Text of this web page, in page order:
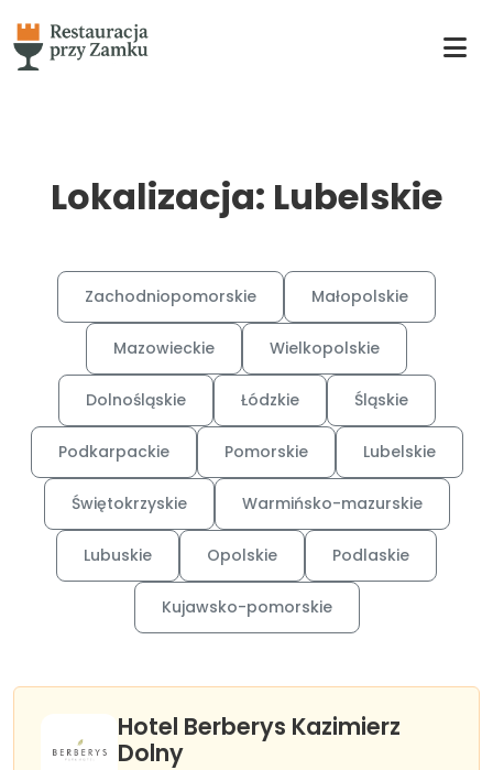
Lokalizacja: Lubelskie
Zachodniopomorskie Małopolskie
Mazowieckie Wielkopolskie
Dolnośląskie Łódzkie Śląskie
Podkarpackie Pomorskie Lubelskie
Świętokrzyskie Warmińsko-mazurskie
Lubuskie Opolskie Podlaskie
Kujawsko-pomorskie
Hotel Berberys Kazimierz
Dolny